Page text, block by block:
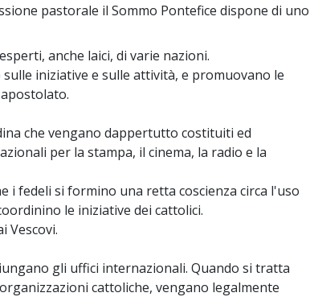
pastorale il Sommo Pontefice dispone di uno
anche laici, di varie nazioni.
iniziative e sulle attività, e promuovano le
che vengano dappertutto costituiti ed
per la stampa, il cinema, la radio e la
i fedeli si formino una retta coscienza circa l'uso
le iniziative dei cattolici.
Vescovi.
gli uffici internazionali. Quando si tratta
cattoliche, vengano legalmente